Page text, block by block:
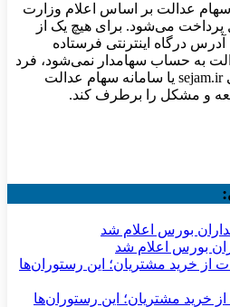
عدالت بر اساس اعلام وزارت
پرداخت می‌شود. برای هیچ یک از
درگاه اینترنتی فرستاده
به حساب سهامدار نمی‌شود، فرد
باید به سامانه سجام به نشانی sejam.ir یا سامانه سهام عدالت
بورس اعلام شد
خرید مشتریان؛ این رستوران‌ها